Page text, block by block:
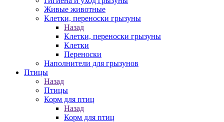
Живые животные
Клетки, переноски грызуны
Назад
Клетки, переноски грызуны
Клетки
Переноски
Наполнители для грызунов
Птицы
Назад
Птицы
Корм для птиц
Назад
Корм для птиц